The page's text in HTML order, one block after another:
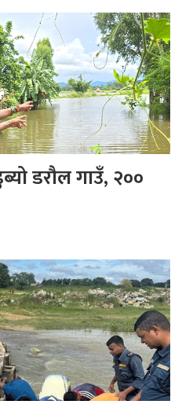
डरौल गाउँ, २००